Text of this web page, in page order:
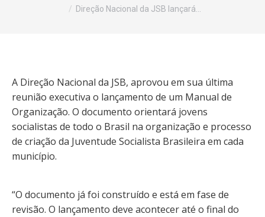
Direção Nacional da JSB lançará…
A Direção Nacional da JSB, aprovou em sua última
reunião executiva o lançamento de um Manual de
Organização. O documento orientará jovens
socialistas de todo o Brasil na organização e processo
de criação da Juventude Socialista Brasileira em cada
município.
“O documento já foi construído e está em fase de
revisão. O lançamento deve acontecer até o final do